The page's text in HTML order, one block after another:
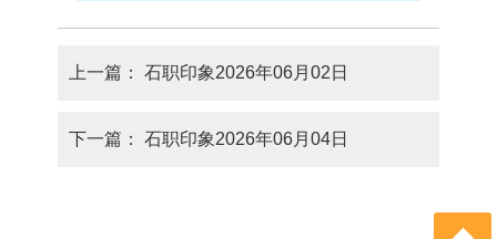
上一篇： 石职印象2026年06月02日
下一篇： 石职印象2026年06月04日